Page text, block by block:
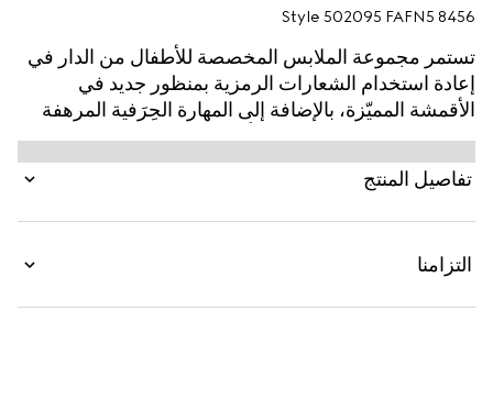
Style ‎502095 FAFN5 8456
تستمر مجموعة الملابس المخصصة للأطفال من الدار في
إعادة استخدام الشعارات الرمزية بمنظور جديد في
الأقمشة المميّزة، بالإضافة إلى المهارة الحِرَفية المرهفة
والتدرجات اللونية الحديثة كلياً. تظهر حقيبة الخصر هذه
للأطفال بقماش GG Supreme ويتميّز العمل الفني
MISS™‎.
تفاصيل المنتج
التزامنا